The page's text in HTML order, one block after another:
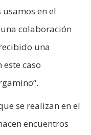
en el
colaboración
una
caso
se realizan en el
encuentros